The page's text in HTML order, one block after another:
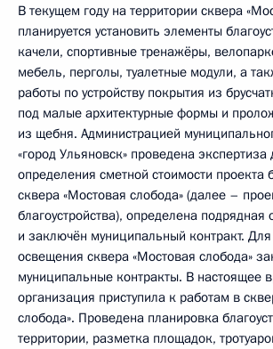
В текущем году на территории сквера
планируется установить элементы
качели, спортивные тренажёры,
мебель, перголы, туалетные модули, а
работы по устройству покрытия из
под малые архитектурные формы и
из щебня. Администрацией
«город Ульяновск» проведена экспертиза
определения сметной стоимости проекта
сквера «Мостовая слобода» (далее –
благоустройства), определена подрядная
и заключён муниципальный контракт. Для
освещения сквера «Мостовая слобода»
муниципальные контракты. В настоящее
организация приступила к работам в
слобода». Проведена планировка
территории, разметка площадок,